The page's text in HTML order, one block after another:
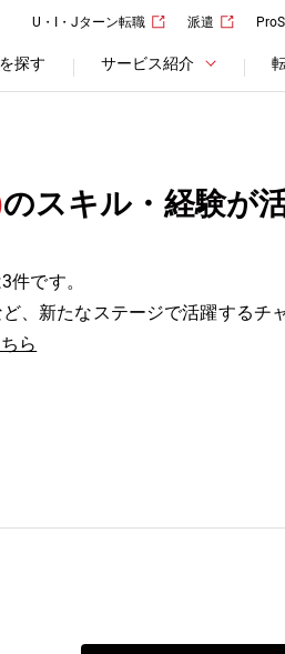
U・I・Jターン転職 派遣
探す サービス紹介
のスキル・経験が
です。
、新たなステージで活躍するチ
ら